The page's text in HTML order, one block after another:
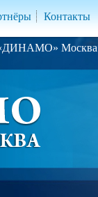
Контакты
«ДИНАМО» Москва